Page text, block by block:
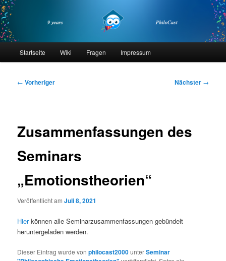
Zum
primären
Inhalt
springenphilocast
Startseite Wiki Fragen Impressum
Beitragsnavigation
← Vorheriger Nächster →
Zusammenfassungen des
Seminars
„Emotionstheorien“
Veröffentlicht amJuli 8, 2021
Hierkönnen alle Seminarzusammenfassungen gebündelt
heruntergeladen werden.
Dieser Eintrag wurde vonphilocast2000unterSeminar